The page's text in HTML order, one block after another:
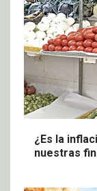
¿Es la
nuestras